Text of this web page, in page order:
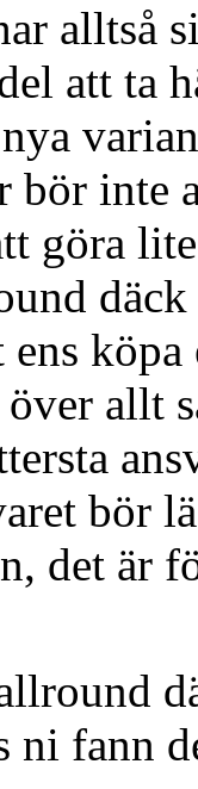
alltså
att ta
bör inte
göra
allt
bör
det är
ni fann